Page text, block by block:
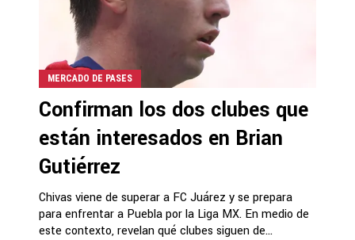
MERCADO DE PASES
Confirman los dos clubes que
están interesados en Brian
Gutiérrez
Chivas viene de superar a FC Juárez y se prepara
para enfrentar a Puebla por la Liga MX. En medio de
este contexto, revelan qué clubes siguen de...